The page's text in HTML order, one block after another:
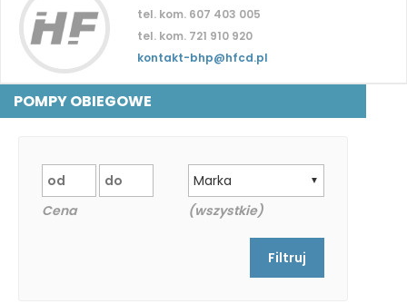
tel. kom. 607 403 005
tel. kom. 721 910 920
kontakt-bhp@hfcd.pl
POMPY OBIEGOWE
Cena
▼
Marka
(wszystkie)